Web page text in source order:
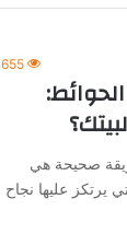
655
صحيحة هي
يرتكز عليها نجاح